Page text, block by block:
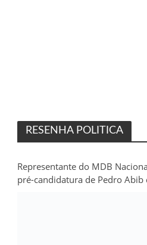
RESENHA POLITICA
Representante do MDB
pré-candidatura de Pedro Abib